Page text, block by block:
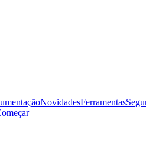
NovidadesFerramentas